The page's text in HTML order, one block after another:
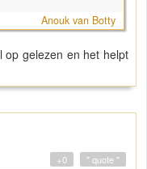
Anouk van Botty
op gelezen en het helpt
" quote "
+0